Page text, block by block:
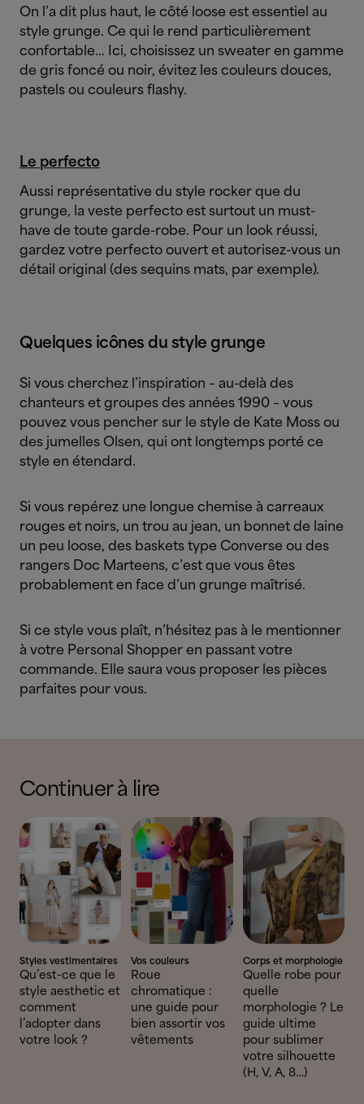
On l’a dit plus haut, le côté loose est essentiel au
style grunge. Ce qui le rend particulièrement
confortable… Ici, choisissez un sweater en gamme
de gris foncé ou noir, évitez les couleurs douces,
pastels ou couleurs flashy.
Le perfecto
Aussi représentative du style rocker que du
grunge, la veste perfecto est surtout un must-
have de toute garde-robe. Pour un look réussi,
gardez votre perfecto ouvert et autorisez-vous un
détail original (des sequins mats, par exemple).
Quelques icônes du style grunge
Si vous cherchez l’inspiration – au-delà des
chanteurs et groupes des années 1990 – vous
pouvez vous pencher sur le style de Kate Moss ou
des jumelles Olsen, qui ont longtemps porté ce
style en étendard.
Si vous repérez une longue chemise à carreaux
rouges et noirs, un trou au jean, un bonnet de laine
un peu loose, des baskets type Converse ou des
rangers Doc Marteens, c’est que vous êtes
probablement en face d’un grunge maîtrisé.
Si ce style vous plaît, n’hésitez pas à le mentionner
à votre Personal Shopper en passant votre
commande. Elle saura vous proposer les pièces
parfaites pour vous.
Continuer à lire
Styles vestimentaires
Qu’est-ce que le
style aesthetic et
comment
l’adopter dans
votre look ?
Vos couleurs
Roue
chromatique :
une guide pour
bien assortir vos
vêtements
Corps et morphologie
Quelle robe pour
quelle
morphologie ? Le
guide ultime
pour sublimer
votre silhouette
(H, V, A, 8…)